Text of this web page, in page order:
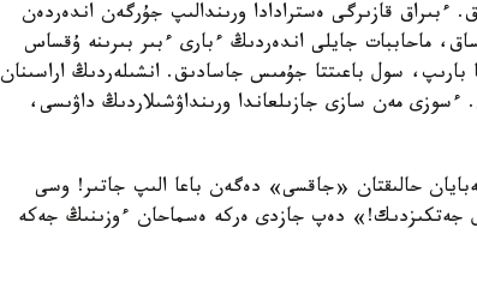
قازىرگى ەسترادادا ورىندالىپ جۇرگەن اندەردەن
ماحاببات جايلى اندەردىڭ ءبارى ءبىر بىرىنە ۇقساس
بارىپ، سول باعىتتا جۇمىس جاسادىق. انشىلەردىڭ اراسىنان
ءسوزى مەن سازى جازىلعاندا ورىنداۋشىلاردىڭ داۋىسى،
حالىقتان «جاقسى» دەگەن باعا الىپ جاتىر! وسى
جەتكىزدىك!» دەپ جازدى ەركە ەسماحان ءوزىنىڭ جەكە